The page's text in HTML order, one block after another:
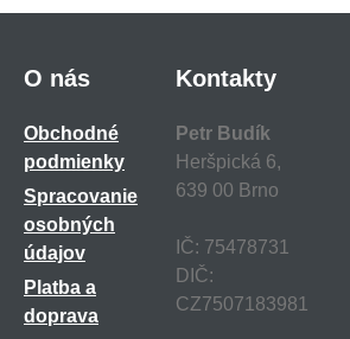
O nás
Obchodné
podmienky
Spracovanie
osobných
údajov
Platba a
doprava
Kontakty
Petr Budík
Heršpická 6,
639 00 Brno
IČ: 75478731
DIČ:
CZ7507183981